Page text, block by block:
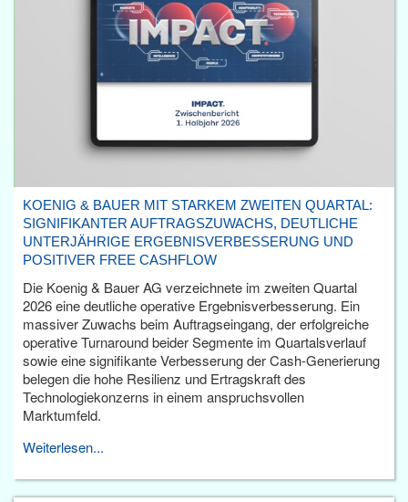
KOENIG & BAUER MIT STARKEM ZWEITEN QUARTAL:
SIGNIFIKANTER AUFTRAGSZUWACHS, DEUTLICHE
UNTERJÄHRIGE ERGEBNISVERBESSERUNG UND
POSITIVER FREE CASHFLOW
Die Koenig & Bauer AG verzeichnete im zweiten Quartal
2026 eine deutliche operative Ergebnisverbesserung. Ein
massiver Zuwachs beim Auftragseingang, der erfolgreiche
operative Turnaround beider Segmente im Quartalsverlauf
sowie eine signifikante Verbesserung der Cash-Generierung
belegen die hohe Resilienz und Ertragskraft des
Technologiekonzerns in einem anspruchsvollen
Marktumfeld.
Weiterlesen...